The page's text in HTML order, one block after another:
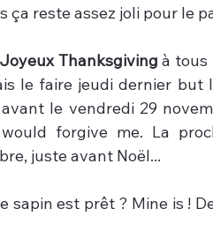
ça reste assez joli pour le
Joyeux Thanksgiving à tous
le faire jeudi dernier but
le vendredi 29
forgive me. La
juste avant Noël...
sapin est prêt ? Mine is !